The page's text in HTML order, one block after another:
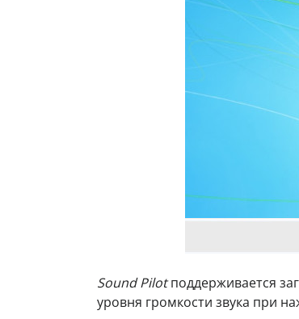
Sound Pilotподдерживается
уровня громкости звука при